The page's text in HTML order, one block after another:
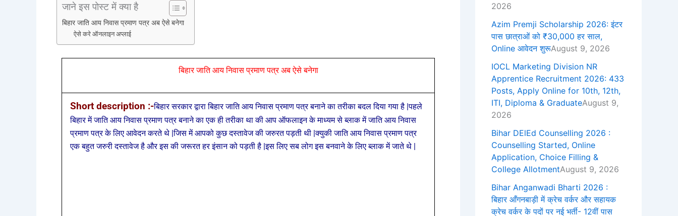
जाने इस पोस्ट में क्या है
बिहार जाति आय निवास प्रमाण पत्र अब ऐसे बनेगा
ऐसे करे ऑनलाइन अप्लाई
बिहार जाति आय निवास प्रमाण पत्र अब ऐसे बनेगा
Short description :-बिहार सरकार द्वारा बिहार जाति आय निवास प्रमाण पत्र बनाने का तरीका बदल दिया गया है |पहले
बिहार में जाति आय निवास प्रमाण पत्र बनाने का एक ही तरीका था की आप ऑफलाइन के माध्यम से ब्लाक में जाति आय निवास
प्रमाण पत्र के लिए आवेदन करते थे |जिस में आपको कुछ दस्तावेज की जरुरत पड़ती थी |क्युकी जाति आय निवास प्रमाण पत्र
एक बहुत जरुरी दस्तावेज है और इस की जरूरत हर इंसान को पड़ती है |इस लिए सब लोग इस बनवाने के लिए ब्लाक में जाते थे |
2026
Azim Premji Scholarship 2026: इंटर
पास छात्राओं को ₹30,000 हर साल,
Online आवेदन शुरूAugust 9, 2026
IOCL Marketing Division NR
Apprentice Recruitment 2026: 433
Posts, Apply Online for 10th, 12th,
ITI, Diploma & GraduateAugust 9,
2026
Bihar DElEd Counselling 2026 :
Counselling Started, Online
Application, Choice Filling &
College AllotmentAugust 9, 2026
Bihar Anganwadi Bharti 2026 :
बिहार आँगनबाड़ी में क्रेच वर्कर और सहायक
क्रेच वर्कर के पदों पर नई भर्ती- 12वीं पास